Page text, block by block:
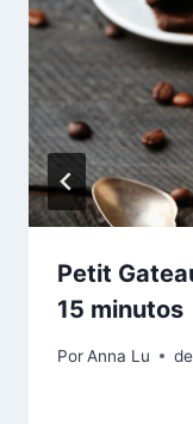
Petit
15 minutos
PorAnna Lu